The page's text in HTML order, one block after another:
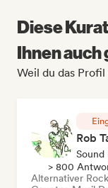
Diese
Ihnen auch
Weil du das Profil
Rob
Sound
> 800
Alternativer Rock